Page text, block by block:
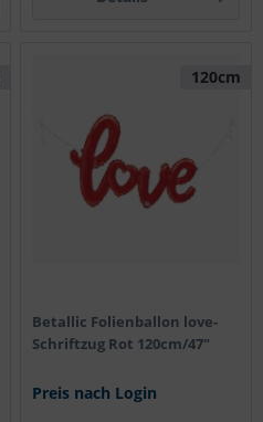
120cm
Betallic Folienballon love-
Schriftzug Rot 120cm/47"
Preis nach Login